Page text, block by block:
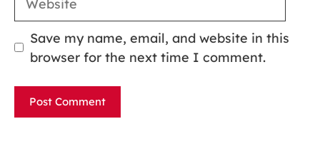
Save my name, email, and website in this
browser for the next time I comment.